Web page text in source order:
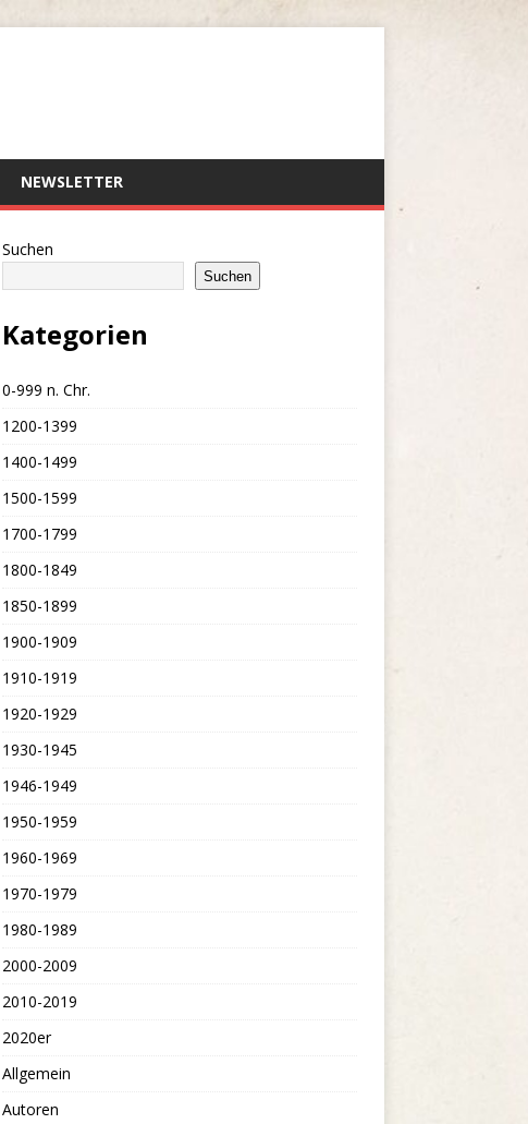
NEWSLETTER
Suchen
Suchen
Kategorien
0-999 n. Chr.
1200-1399
1400-1499
1500-1599
1700-1799
1800-1849
1850-1899
1900-1909
1910-1919
1920-1929
1930-1945
1946-1949
1950-1959
1960-1969
1970-1979
1980-1989
2000-2009
2010-2019
2020er
Allgemein
Autoren